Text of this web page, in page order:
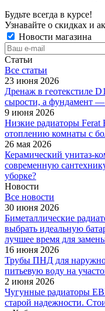
Будьте всегда в курсе!
Узнавайте о скидках и
Новости магазина
Статьи
Все cтатьи
23 июня 2026
Дренаж в геотекстиле
сырости, а фундамент —
9 июня 2026
Низкие радиаторы
отоплению комнаты с
26 мая 2026
Керамический унитаз-
современную
уборке?
Новости
Все новости
30 июня 2026
Биметаллические
выбрать идеальную
лучшее время для
16 июня 2026
Трубы ПНД для
питьевую воду на
2 июня 2026
Чугунные радиаторы
старой надежности.